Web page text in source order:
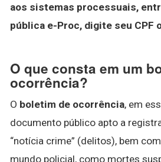
aos sistemas processuais,
pública e-Proc, digite seu CPF
O que consta em um
ocorrência?
O boletim de ocorrência, em
documento público apto a
“notícia crime” (delitos), bem
mundo policial, como mortes